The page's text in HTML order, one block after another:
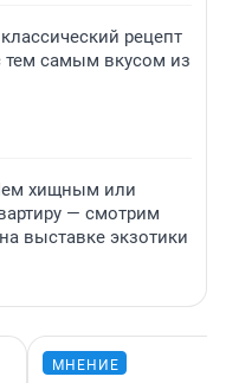
рецепт
тем самым вкусом из
хищным или
— смотрим
выставке экзотики
МНЕНИЕ